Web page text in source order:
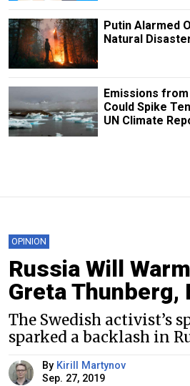
Putin Alarmed
Natural
Emissions
Could Spike
UN Climate
OPINION
Russia Will
Greta Thunberg,
The Swedish activist’s
sparked a backlash in
By Kirill Martynov
Sep. 27, 2019